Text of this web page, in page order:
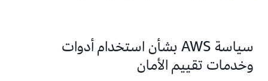
سياسة AWS بشأن استخدام أدوات
وخدمات تقييم الأمان